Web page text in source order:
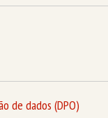
de dados (DPO)